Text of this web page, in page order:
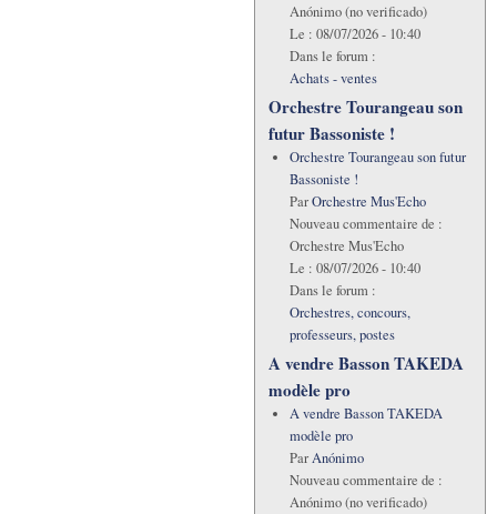
Anónimo (no verificado)
Le : 08/07/2026 - 10:40
Dans le forum :
Achats - ventes
Orchestre Tourangeau son
futur Bassoniste !
Orchestre Tourangeau son futur
Bassoniste !
ParOrchestre Mus'Echo
Nouveau commentaire de :
Orchestre Mus'Echo
Le : 08/07/2026 - 10:40
Dans le forum :
Orchestres, concours,
professeurs, postes
A vendre Basson TAKEDA
modèle pro
A vendre Basson TAKEDA
modèle pro
ParAnónimo
Nouveau commentaire de :
Anónimo (no verificado)